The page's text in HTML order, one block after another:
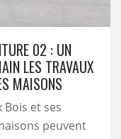
02 : UN
LES TRAVAUX
MAISONS
Bois et ses
peuvent